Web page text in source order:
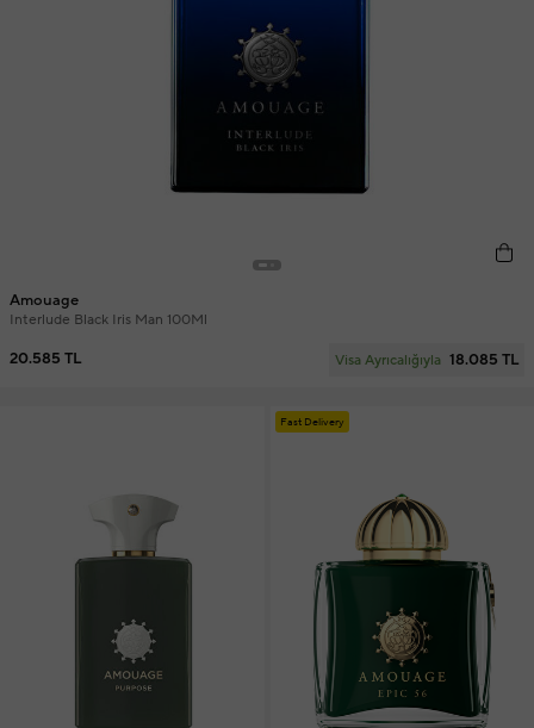
Amouage
Interlude Black Iris Man 100Ml
20.585 TL Visa Ayrıcalığıyla 18.085 TL
Fast Delivery